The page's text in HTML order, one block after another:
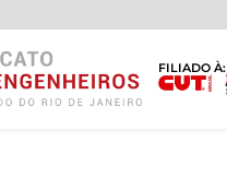
FILIADO À: